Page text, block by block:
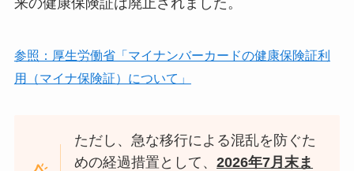
参照：厚生労働省「マイナンバーカードの健康保険証利
用（マイナ保険証）について」
ただし、急な移行による混乱を防ぐた
めの経過措置として、2026年7月末ま